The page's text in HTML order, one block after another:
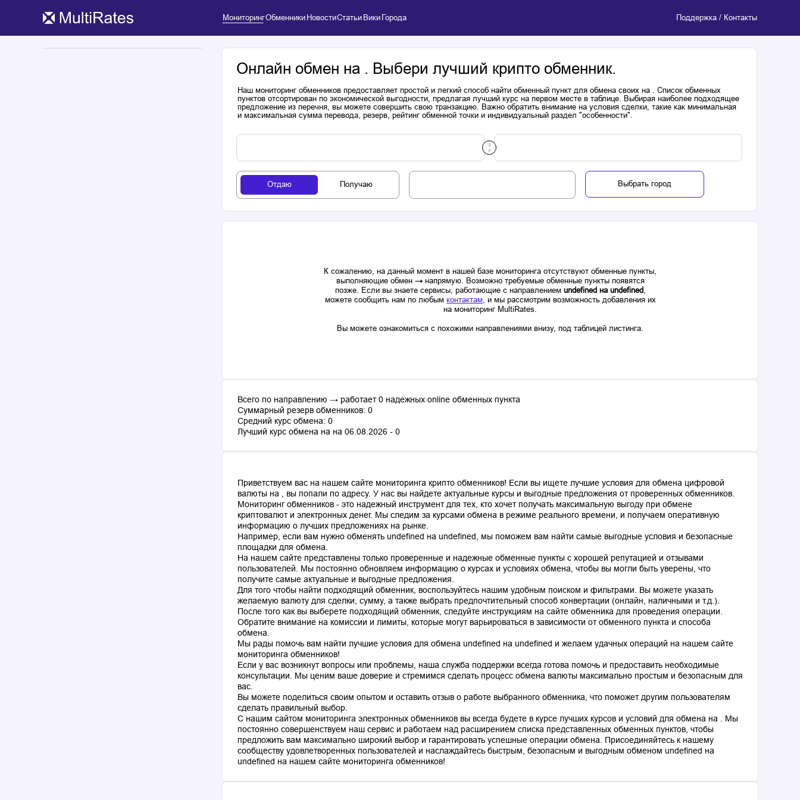
МониторингОбменники НовостиСтатьи Вики Города Поддержка / Контакты
Онлайн обмен на . Выбери лучший крипто обменник.
Наш мониторинг обменников предоставляет простой и легкий способ найти обменный пункт для обмена своих на . Список обменных
пунктов отсортирован по экономической выгодности, предлагая лучший курс на первом месте в таблице. Выбирая наиболее подходящее
предложение из перечня, вы можете совершить свою транзакцию. Важно обратить внимание на условия сделки, такие как минимальная
и максимальная сумма перевода, резерв, рейтинг обменной точки и индивидуальный раздел "особенности".
Отдаю Получаю Выбрать город
К сожалению, на данный момент в нашей базе мониторинга отсутствуют обменные пункты,
выполняющие обмен → напрямую. Возможно требуемые обменные пункты появятся
позже. Если вы знаете сервисы, работающие с направлением undefined на undefined,
можете сообщить нам по любым контактам, и мы рассмотрим возможность добавления их
на мониторинг MultiRates.
Вы можете ознакомиться с похожими направлениями внизу, под таблицей листинга.
Всего по направлению → работает 0 надежных online обменных пункта
Суммарный резерв обменников: 0
Средний курс обмена: 0
Лучший курс обмена на на 06.08.2026 - 0
Приветствуем вас на нашем сайте мониторинга крипто обменников! Если вы ищете лучшие условия для обмена цифровой
валюты на , вы попали по адресу. У нас вы найдете актуальные курсы и выгодные предложения от проверенных обменников.
Мониторинг обменников - это надежный инструмент для тех, кто хочет получать максимальную выгоду при обмене
криптовалют и электронных денег. Мы следим за курсами обмена в режиме реального времени, и получаем оперативную
информацию о лучших предложениях на рынке.
Например, если вам нужно обменять undefined на undefined, мы поможем вам найти самые выгодные условия и безопасные
площадки для обмена.
На нашем сайте представлены только проверенные и надежные обменные пункты с хорошей репутацией и отзывами
пользователей. Мы постоянно обновляем информацию о курсах и условиях обмена, чтобы вы могли быть уверены, что
получите самые актуальные и выгодные предложения.
Для того чтобы найти подходящий обменник, воспользуйтесь нашим удобным поиском и фильтрами. Вы можете указать
желаемую валюту для сделки, сумму, а также выбрать предпочтительный способ конвертации (онлайн, наличными и т.д.).
После того как вы выберете подходящий обменник, следуйте инструкциям на сайте обменника для проведения операции.
Обратите внимание на комиссии и лимиты, которые могут варьироваться в зависимости от обменного пункта и способа
обмена.
Мы рады помочь вам найти лучшие условия для обмена undefined на undefined и желаем удачных операций на нашем сайте
мониторинга обменников!
Если у вас возникнут вопросы или проблемы, наша служба поддержки всегда готова помочь и предоставить необходимые
консультации. Мы ценим ваше доверие и стремимся сделать процесс обмена валюты максимально простым и безопасным для
вас.
Вы можете поделиться своим опытом и оставить отзыв о работе выбранного обменника, что поможет другим пользователям
сделать правильный выбор.
С нашим сайтом мониторинга электронных обменников вы всегда будете в курсе лучших курсов и условий для обмена на . Мы
постоянно совершенствуем наш сервис и работаем над расширением списка представленных обменных пунктов, чтобы
предложить вам максимально широкий выбор и гарантировать успешные операции обмена. Присоединяйтесь к нашему
сообществу удовлетворенных пользователей и наслаждайтесь быстрым, безопасным и выгодным обменом undefined на